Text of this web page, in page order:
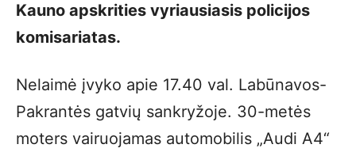
Kauno apskrities vyriausiasis policijos
komisariatas.
Nelaimė įvyko apie 17.40 val. Labūnavos-
Pakrantės gatvių sankryžoje. 30-metės
moters vairuojamas automobilis „Audi A4“